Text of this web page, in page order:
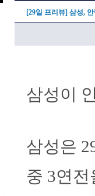
[29일 프리뷰] 삼성,
삼성이
삼성은
중 3연